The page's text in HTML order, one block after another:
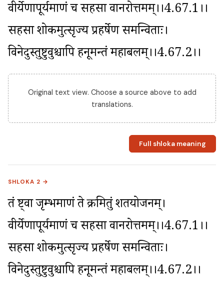
वीर्येणापूर्यमाणं च सहसा वानरोत्तमम्।।4.67.1।।
सहसा शोकमुत्सृज्य प्रहर्षेण समन्विताः।
विनेदुस्तुष्टुवुश्चापि हनूमन्तं महाबलम्।।4.67.2।।
Original text view. Choose a source above to add
translations.
Full shloka meaning
SHLOKA 2 →
तं दृष्ट्वा जृम्भमाणं ते क्रमितुं शतयोजनम्।
वीर्येणापूर्यमाणं च सहसा वानरोत्तमम्।।4.67.1।।
सहसा शोकमुत्सृज्य प्रहर्षेण समन्विताः।
विनेदुस्तुष्टुवुश्चापि हनूमन्तं महाबलम्।।4.67.2।।